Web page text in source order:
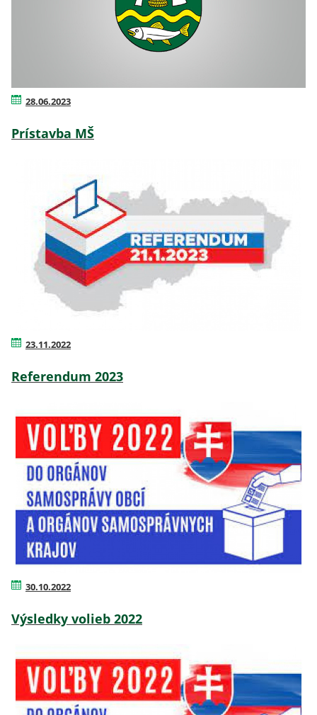
28.06.2023
Prístavba MŠ
23.11.2022
Referendum 2023
30.10.2022
Výsledky volieb 2022